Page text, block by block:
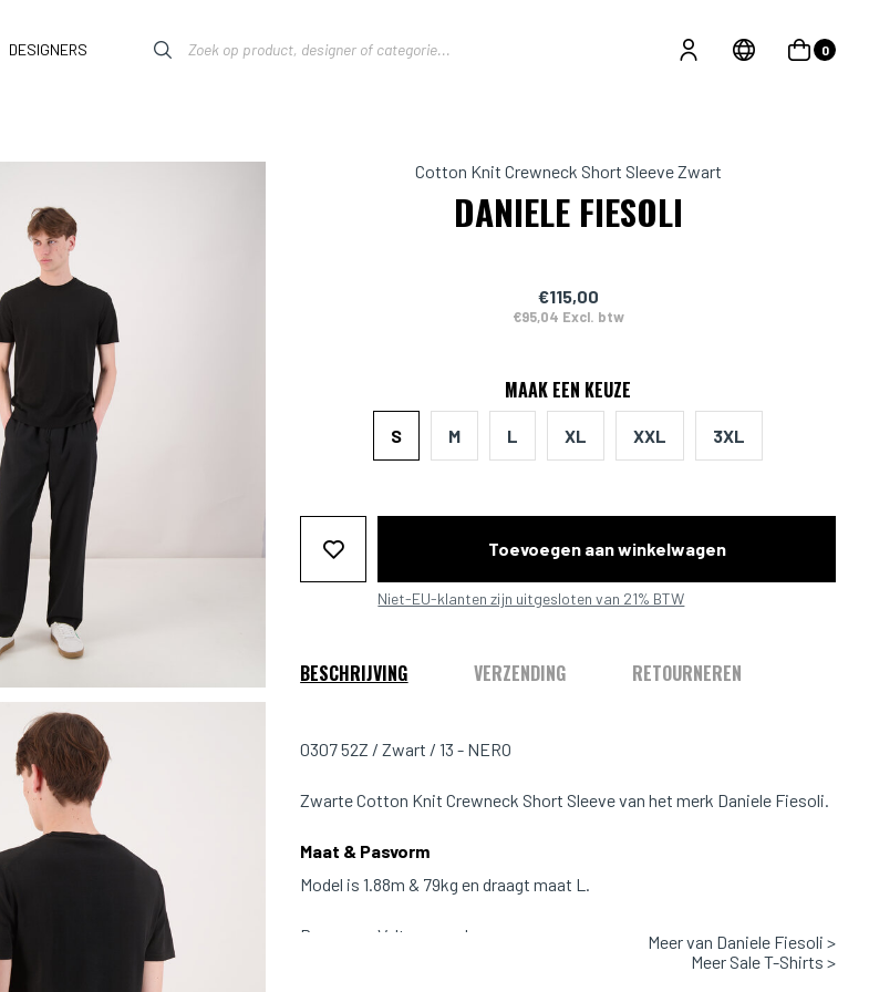
DESIGNERS 0
Cotton Knit Crewneck Short Sleeve Zwart
DANIELE FIESOLI
€115,00
€95,04 Excl. btw
MAAK EEN KEUZE
S M L XL XXL 3XL
Toevoegen aan winkelwagen
Niet-EU-klanten zijn uitgesloten van 21% BTW
BESCHRIJVING VERZENDING RETOURNEREN
0307 52Z / Zwart / 13 - NERO
Zwarte Cotton Knit Crewneck Short Sleeve van het merk Daniele Fiesoli.
Maat & Pasvorm
Model is 1.88m & 79kg en draagt maat L.
Pasvorm: Valt normaal
Meer van Daniele Fiesoli >
Meer Sale T-Shirts >